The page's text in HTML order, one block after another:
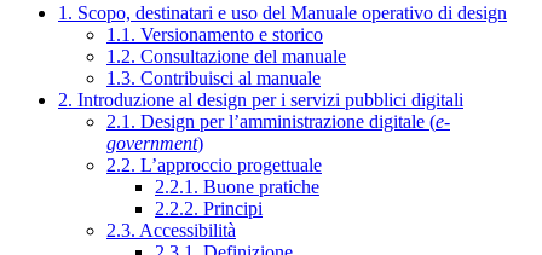
1. Scopo, destinatari e uso del Manuale operativo di design
1.1. Versionamento e storico
1.2. Consultazione del manuale
1.3. Contribuisci al manuale
2. Introduzione al design per i servizi pubblici digitali
2.1. Design per l’amministrazione digitale (e-
government)
2.2. L’approccio progettuale
2.2.1. Buone pratiche
2.2.2. Principi
2.3. Accessibilità